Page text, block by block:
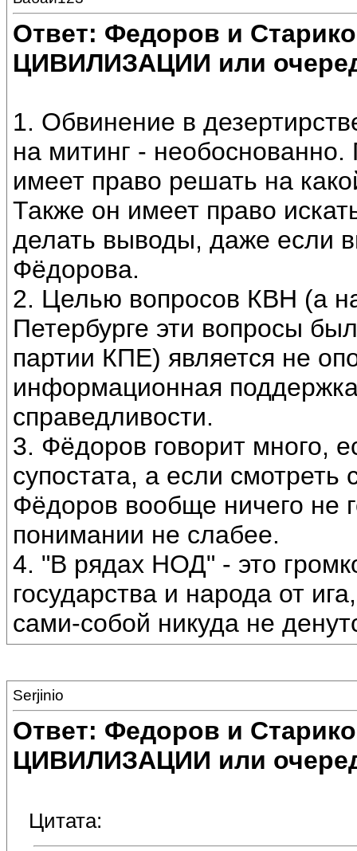
Ответ: Федоров и
ЦИВИЛИЗАЦИИ или
1. Обвинение в
на митинг -
имеет право решать на
Также он имеет право
делать выводы, даже если
Фёдорова.
2. Целью вопросов КВН (а
Петербурге эти вопросы
партии КПЕ) является не
информационная
справедливости.
3. Фёдоров говорит много,
супостата, а если смотреть
Фёдоров вообще ничего не
понимании не слабее.
4. "В рядах НОД" - это
государства и народа от
сами-собой никуда не
Serjinio
Ответ: Федоров и
ЦИВИЛИЗАЦИИ или
Цитата: